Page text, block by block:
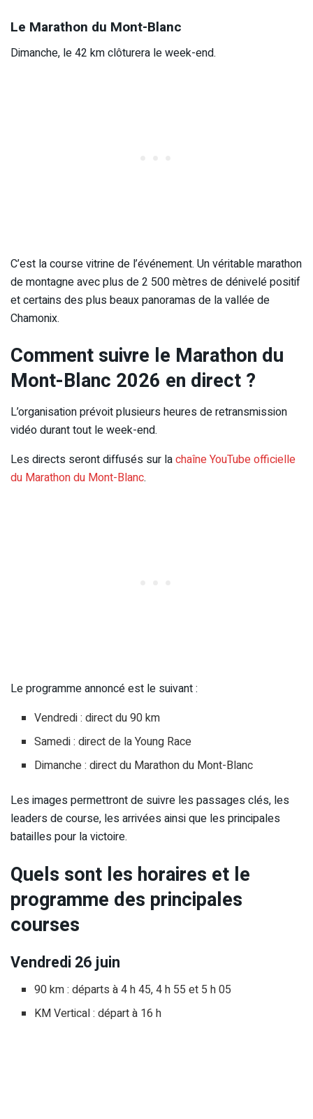
Le Marathon du Mont-Blanc
Dimanche, le 42 km clôturera le week-end.
C’est la course vitrine de l’événement. Un véritable marathon
de montagne avec plus de 2 500 mètres de dénivelé positif
et certains des plus beaux panoramas de la vallée de
Chamonix.
Comment suivre le Marathon du
Mont-Blanc 2026 en direct ?
L’organisation prévoit plusieurs heures de retransmission
vidéo durant tout le week-end.
Les directs seront diffusés sur lachaîne YouTube officielle
du Marathon du Mont-Blanc.
Le programme annoncé est le suivant :
Vendredi : direct du 90 km
Samedi : direct de la Young Race
Dimanche : direct du Marathon du Mont-Blanc
Les images permettront de suivre les passages clés, les
leaders de course, les arrivées ainsi que les principales
batailles pour la victoire.
Quels sont les horaires et le
programme des principales
courses
Vendredi 26 juin
90 km : départs à 4 h 45, 4 h 55 et 5 h 05
KM Vertical : départ à 16 h